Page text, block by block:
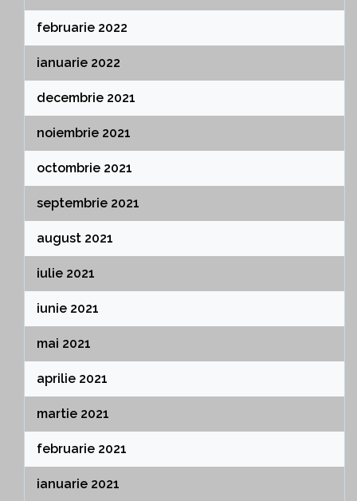
februarie 2022
ianuarie 2022
decembrie 2021
noiembrie 2021
octombrie 2021
septembrie 2021
august 2021
iulie 2021
iunie 2021
mai 2021
aprilie 2021
martie 2021
februarie 2021
ianuarie 2021